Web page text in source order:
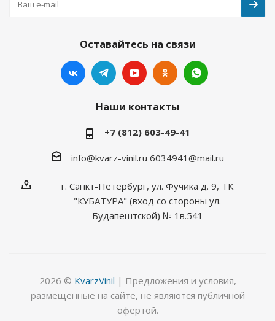
Оставайтесь на связи
Наши контакты
+7 (812) 603-49-41
info@kvarz-vinil.ru 6034941@mail.ru
г. Санкт-Петербург, ул. Фучика д. 9, ТК
"КУБАТУРА" (вход со стороны ул.
Будапештской) № 1в.541
2026 © KvarzVinil | Предложения и условия,
размещённые на сайте, не являются публичной
офертой.